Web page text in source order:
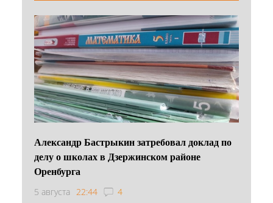
Александр Бастрыкин затребовал доклад по
делу о школах в Дзержинском районе
Оренбурга
5 августа 22:44 4